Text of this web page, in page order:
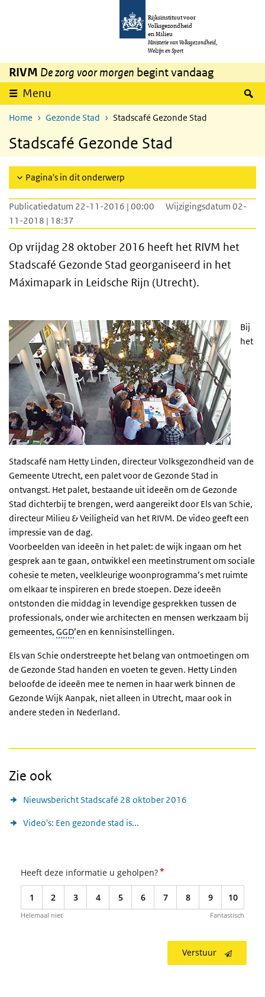
Overslaan en naar de inhoud gaan
Rijksinstituut voor
Volksgezondheid
en Milieu
Ministerie van Volksgezondheid,
Welzijn en Sport
RIVM De zorg voor morgen begint vandaag
Menu
Home Gezonde Stad Stadscafé Gezonde Stad
Stadscafé Gezonde Stad
Pagina's in dit onderwerp
Publicatiedatum 22-11-2016 | 00:00
Wijzigingsdatum 02-
11-2018 | 18:37
Op vrijdag 28 oktober 2016 heeft het RIVM het
Stadscafé Gezonde Stad georganiseerd in het
Máximapark in Leidsche Rijn (Utrecht).
Bij
het
Stadscafé nam Hetty Linden, directeur Volksgezondheid van de
Gemeente Utrecht, een palet voor de Gezonde Stad in
ontvangst. Het palet, bestaande uit ideeën om de Gezonde
Stad dichterbij te brengen, werd aangereikt door Els van Schie,
directeur Milieu & Veiligheid van het RIVM. De video geeft een
impressie van de dag.
Voorbeelden van ideeën in het palet: de wijk ingaan om het
gesprek aan te gaan, ontwikkel een meetinstrument om sociale
cohesie te meten, veelkleurige woonprogramma’s met ruimte
om elkaar te inspireren en brede stoepen. Deze ideeën
ontstonden die middag in levendige gesprekken tussen de
professionals, onder wie architecten en mensen werkzaam bij
gemeentes, GGD’en en kennisinstellingen.
Els van Schie onderstreepte het belang van ontmoetingen om
de Gezonde Stad handen en voeten te geven. Hetty Linden
beloofde de ideeën mee te nemen in haar werk binnen de
Gezonde Wijk Aanpak, niet alleen in Utrecht, maar ook in
andere steden in Nederland.
Zie ook
Nieuwsbericht Stadscafé 28 oktober 2016
Video's: Een gezonde stad is...
Heeft deze informatie u geholpen?*
1 2 3 4 5 6 7 8 9 10
Helemaal niet Fantastisch
Verstuur